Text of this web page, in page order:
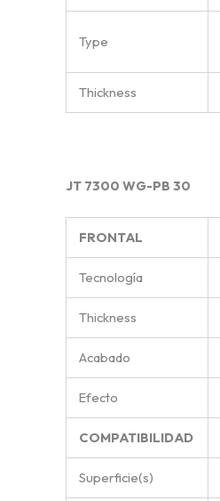
Type
Thickness
JT 7300 WG-PB 30
FRONTAL
Tecnología
Thickness
Acabado
Efecto
COMPATIBILIDAD
Superficie(s)